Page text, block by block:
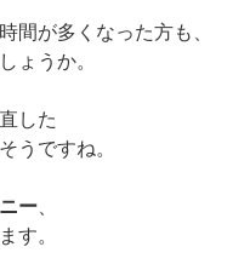
間が多くなった方も、
ょうか。
した
うですね。
ー、
す。